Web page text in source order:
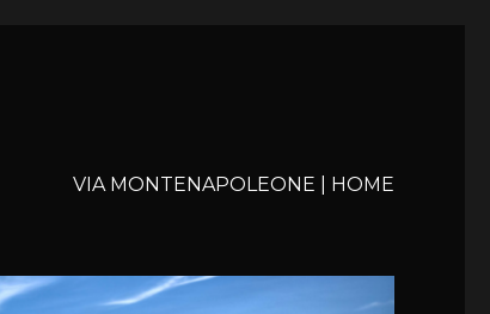
VIA MONTENAPOLEONE | HOME